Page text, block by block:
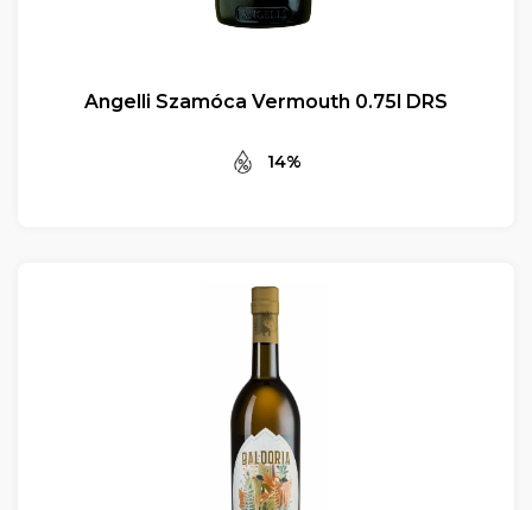
Angelli Szamóca Vermouth 0.75l DRS
14%